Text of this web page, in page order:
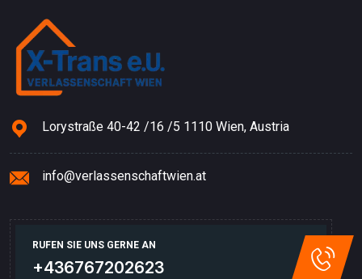
Lorystraße 40-42 /16 /5 1110 Wien, Austria
info@verlassenschaftwien.at
RUFEN SIE UNS GERNE AN
+436767202623